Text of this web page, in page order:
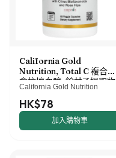
California Gold
Nutrition, Total C 複合物，
含抗壞血酸、餘甘子提取物、
柑橘生物類黃酮和玫瑰果提
取物，500 毫克，60 粒素食
膠囊
California Gold Nutrition
HK$78
加入購物車